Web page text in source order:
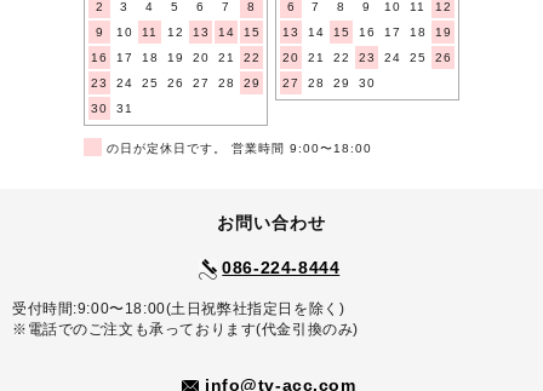
2
3 4 5 6 7
8
9
10 11 12 13 14
15
16
17 18 19 20 21
22
23
24 25 26 27 28
29
30
31
6
7 8 9 10 11
12
13
14 15 16 17 18
19
20
21 22 23 24 25
26
27
28 29 30
の日が定休日です。 営業時間 9:00〜18:00
お問い合わせ
086-224-8444
受付時間:9:00〜18:00(土日祝弊社指定日を除く)
※電話でのご注文も承っております(代金引換のみ)
info@tv-acc.com